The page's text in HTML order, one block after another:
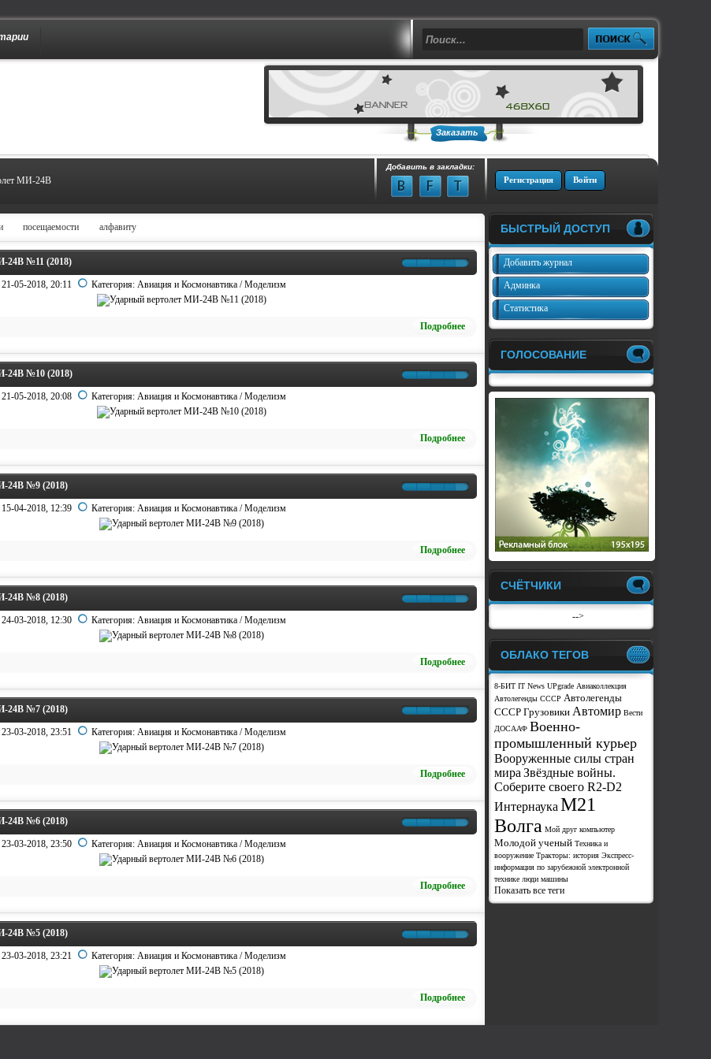
Заказать
МИ-24В Регистрация Войти
Добавить в закладки:
посещаемости алфавиту
24В №11 (2018)
21-05-2018, 20:11 Категория:Авиация и Космонавтика /Моделизм
Подробнее
24В №10 (2018)
21-05-2018, 20:08 Категория:Авиация и Космонавтика /Моделизм
Подробнее
24В №9 (2018)
15-04-2018, 12:39 Категория:Авиация и Космонавтика /Моделизм
Подробнее
24В №8 (2018)
24-03-2018, 12:30 Категория:Авиация и Космонавтика /Моделизм
Подробнее
24В №7 (2018)
23-03-2018, 23:51 Категория:Авиация и Космонавтика /Моделизм
Подробнее
24В №6 (2018)
23-03-2018, 23:50 Категория:Авиация и Космонавтика /Моделизм
Подробнее
24В №5 (2018)
23-03-2018, 23:21 Категория:Авиация и Космонавтика /Моделизм
Подробнее
БЫСТРЫЙ ДОСТУП
Добавить журнал
Админка
Статистика
ГОЛОСОВАНИЕ
СЧЁТЧИКИ
-->
ОБЛАКО ТЕГОВ
8-БИТ IT News UPgrade Авиаколлекция
Автолегенды СССР Автолегенды
СССР Грузовики Автомир Вести
ДОСААФ Военно-
промышленный курьер
Вооруженные силы стран
мира Звёздные войны.
Соберите своего R2-D2
Интернаука М21
Волга Мой друг компьютер
Молодой ученый Техника и
вооружение Тракторы: история Экспресс-
информация по зарубежной электронной
технике люди машины
Показать все теги